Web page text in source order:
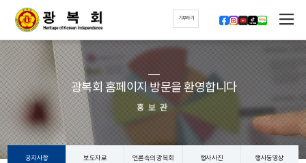
기부하기
광복회 홈페이지 방문을 환영합니다
홍보관
공지사항 보도자료 언론속의 광복회 행사사진 행사동영상